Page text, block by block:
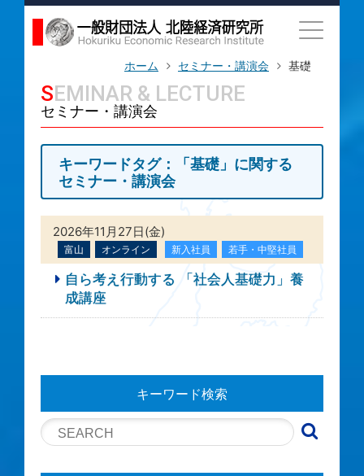
ホーム セミナー・講演会 基礎
SEMINAR & LECTURE
セミナー・講演会
キーワードタグ：「基礎」に関する
セミナー・講演会
2026年11月27日(金)
富山 オンライン 新入社員 若手・中堅社員
自ら考え行動する 「社会人基礎力」養
成講座
キーワード検索